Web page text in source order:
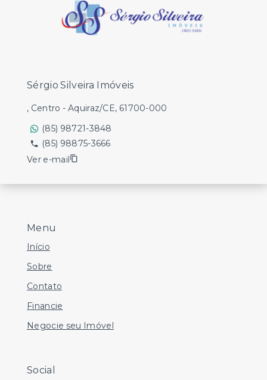
Menu
Início
Sobre
Contato
Financie
Negocie seu Imóvel
Social
Sérgio Silveira Imóveis
, Centro - Aquiraz/CE, 61700-000
(85) 98721-3848
(85) 98875-3666
Ver e-mail